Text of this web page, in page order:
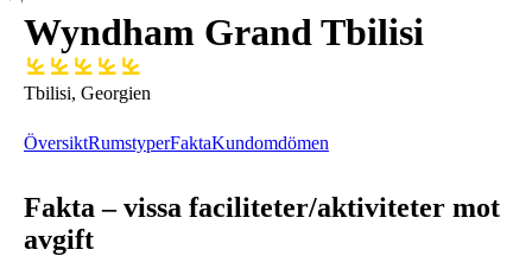
Wyndham Grand Tbilisi
Tbilisi, Georgien
ÖversiktRumstyperFaktaKundomdömen
Fakta – vissa faciliteter/aktiviteter mot
avgift